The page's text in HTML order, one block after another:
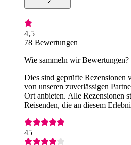
4,5
78 Bewertungen
Wie sammeln wir Bewertungen?
Dies sind geprüfte Rezensionen
von unseren zuverlässigen
Ort anbieten. Alle Rezensionen
Reisenden, die an diesem
45